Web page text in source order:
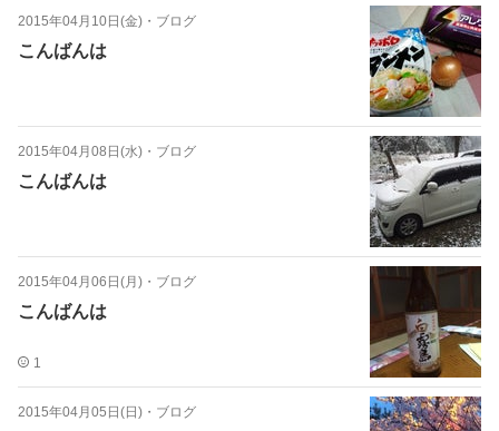
2015年04月10日(金) ・ ブログ
こんばんは
2015年04月08日(水) ・ ブログ
こんばんは
2015年04月06日(月) ・ ブログ
こんばんは
1
2015年04月05日(日) ・ ブログ